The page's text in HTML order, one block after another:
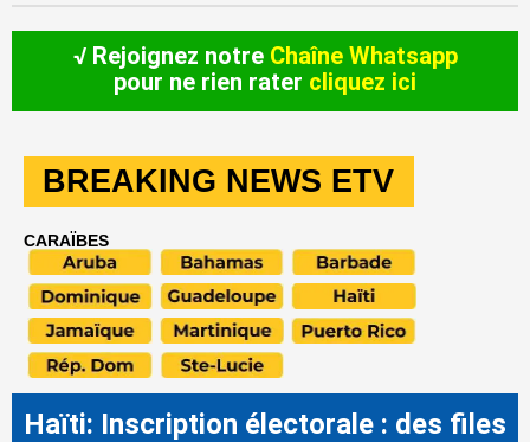
√ Rejoignez notre Chaîne Whatsapp
pour ne rien rater cliquez ici
BREAKING NEWS ETV
CARAÏBES
Haïti: Inscription électorale : des files